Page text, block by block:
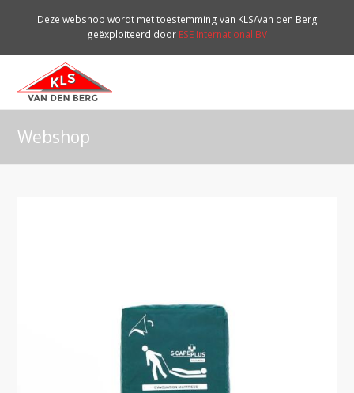
Deze webshop wordt met toestemming van KLS/Van den Berg
geëxploiteerd door ESE International BV
Webshop